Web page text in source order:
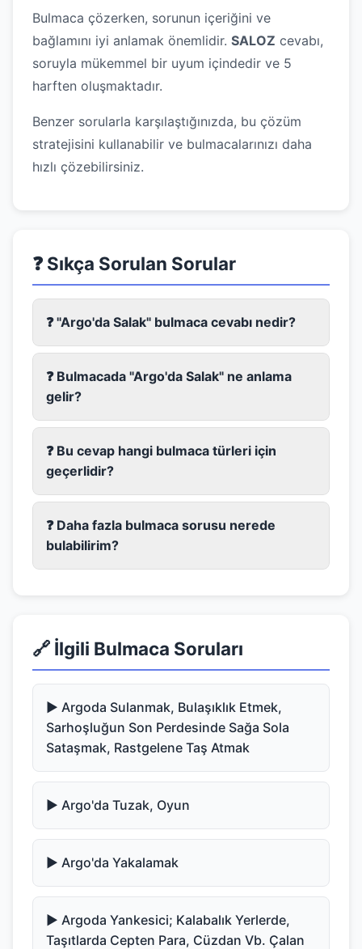
Bulmaca çözerken, sorunun içeriğini ve
bağlamını iyi anlamak önemlidir. SALOZ cevabı,
soruyla mükemmel bir uyum içindedir ve 5
harften oluşmaktadır.
Benzer sorularla karşılaştığınızda, bu çözüm
stratejisini kullanabilir ve bulmacalarınızı daha
hızlı çözebilirsiniz.
❓ Sıkça Sorulan Sorular
❓ "Argo'da Salak" bulmaca cevabı nedir?
❓ Bulmacada "Argo'da Salak" ne anlama
gelir?
❓ Bu cevap hangi bulmaca türleri için
geçerlidir?
❓ Daha fazla bulmaca sorusu nerede
bulabilirim?
🔗 İlgili Bulmaca Soruları
▶️ Argoda Sulanmak, Bulaşıklık Etmek,
Sarhoşluğun Son Perdesinde Sağa Sola
Sataşmak, Rastgelene Taş Atmak
▶️ Argo'da Tuzak, Oyun
▶️ Argo'da Yakalamak
▶️ Argoda Yankesici; Kalabalık Yerlerde,
Taşıtlarda Cepten Para, Cüzdan Vb. Çalan